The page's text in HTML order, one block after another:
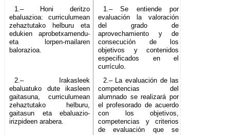
1.– Honi deritzo
ebaluazioa: curriculumean
zehaztutako helburu eta
edukien aprobetxamendu-
eta lorpen-mailaren
balorazioa.
1.– Se entiende por
evaluación la valoración
del grado de
aprovechamiento y de
consecución de los
objetivos y contenidos
especificados en el
currículo.
2.– Irakasleek
ebaluatuko dute ikasleen
gaitasuna, curriculumean
zehaztutako helburu,
gaitasun eta ebaluazio-
irizpideen arabera.
2.– La evaluación de las
competencias del
alumnado se realizará por
el profesorado de acuerdo
con los objetivos,
competencias y criterios
de evaluación que se